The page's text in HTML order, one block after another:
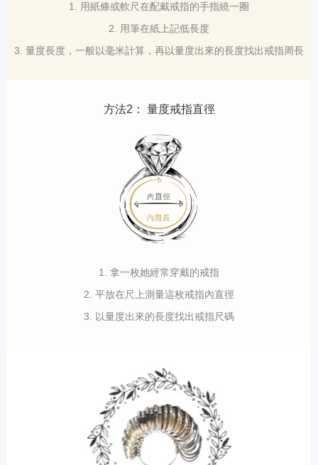
1. 用紙條或軟尺在配戴戒指的手指繞一圈
2. 用筆在紙上記低長度
3. 量度長度，一般以毫米計算，再以量度出來的長度找出戒指周長
方法2： 量度戒指直徑
1. 拿一枚她經常穿戴的戒指
2. 平放在尺上測量這枚戒指內直徑
3. 以量度出來的長度找出戒指尺碼